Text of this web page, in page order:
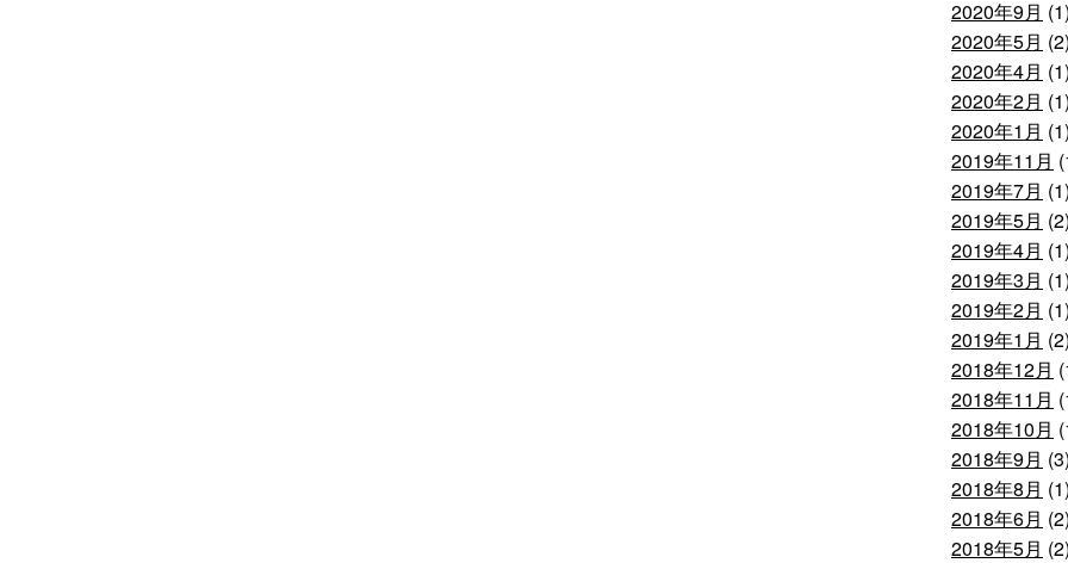
2020年9月 (1)
2020年5月 (2)
2020年4月 (1)
2020年2月 (1)
2020年1月 (1)
2019年11月
2019年7月 (1)
2019年5月 (2)
2019年4月 (1)
2019年3月 (1)
2019年2月 (1)
2019年1月 (2)
2018年12月
2018年11月
2018年10月
2018年9月 (3)
2018年8月 (1)
2018年6月 (2)
2018年5月 (2)